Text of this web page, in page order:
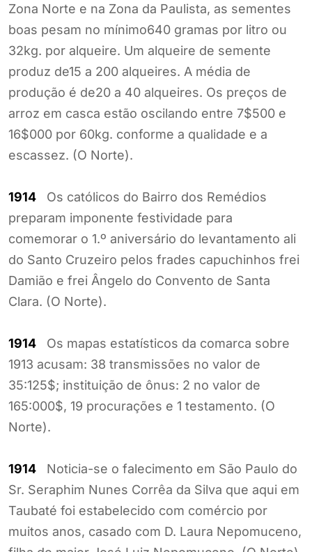
Zona Norte e na Zona da Paulista, as sementes
boas pesam no mínimo640 gramas por litro ou
32kg. por alqueire. Um alqueire de semente
produz de15 a 200 alqueires. A média de
produção é de20 a 40 alqueires. Os preços de
arroz em casca estão oscilando entre 7$500 e
16$000 por 60kg. conforme a qualidade e a
escassez. (O Norte).
1914 Os católicos do Bairro dos Remédios
preparam imponente festividade para
comemorar o 1.º aniversário do levantamento ali
do Santo Cruzeiro pelos frades capuchinhos frei
Damião e frei Ângelo do Convento de Santa
Clara. (O Norte).
1914 Os mapas estatísticos da comarca sobre
1913 acusam: 38 transmissões no valor de
35:125$; instituição de ônus: 2 no valor de
165:000$, 19 procurações e 1 testamento. (O
Norte).
1914 Noticia-se o falecimento em São Paulo do
Sr. Seraphim Nunes Corrêa da Silva que aqui em
Taubaté foi estabelecido com comércio por
muitos anos, casado com D. Laura Nepomuceno,